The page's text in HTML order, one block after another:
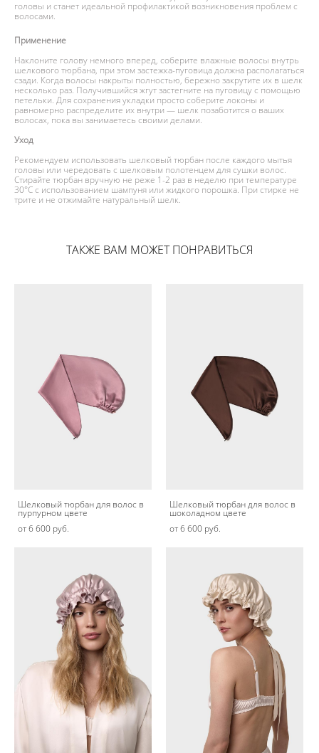
головы и станет идеальной профилактикой возникновения проблем с
волосами.
Применение
Наклоните голову немного вперед, соберите влажные волосы внутрь
шелкового тюрбана, при этом застежка-пуговица должна располагаться
сзади. Когда волосы накрыты полностью, бережно закрутите их в шелк
несколько раз. Получившийся жгут застегните на пуговицу с помощью
петельки. Для сохранения укладки просто соберите локоны и
равномерно распределите их внутри — шелк позаботится о ваших
волосах, пока вы занимаетесь своими делами.
Уход
Рекомендуем использовать шелковый тюрбан после каждого мытья
головы или чередовать с шелковым полотенцем для сушки волос.
Стирайте тюрбан вручную не реже 1-2 раз в неделю при температуре
30°С с использованием шампуня или жидкого порошка. При стирке не
трите и не отжимайте натуральный шелк.
ТАКЖЕ ВАМ МОЖЕТ ПОНРАВИТЬСЯ
Шелковый тюрбан для волос в
пурпурном цвете
от 6 600 pуб.
Шелковый тюрбан для волос в
шоколадном цвете
от 6 600 pуб.